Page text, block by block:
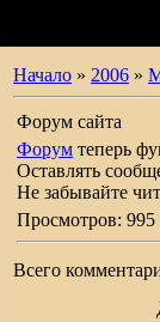
Начало » 2006 »
Форум сайта
Форум теперь
Оставлять
Не забывайте
Просмотров: 995
Всего